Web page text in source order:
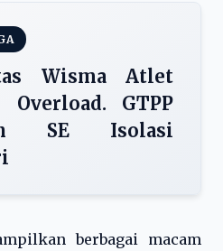
Wisma Atlet
Overload. GTPP
SE Isolasi
berbagai macam